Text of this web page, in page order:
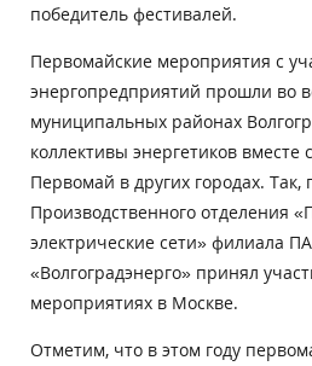
победитель фестивалей.
Первомайские мероприятия с
энергопредприятий прошли во
муниципальных районах
коллективы энергетиков вместе
Первомай в других городах. Так,
Производственного отделения
электрические сети» филиала
«Волгоградэнерго» принял
мероприятиях в Москве.
Отметим, что в этом году